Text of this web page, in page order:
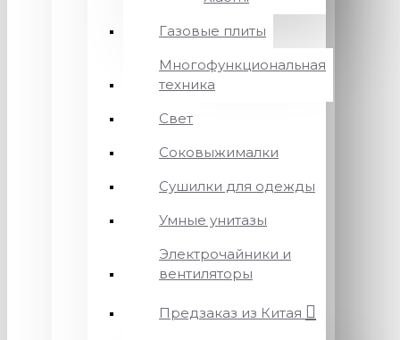
Газовые плиты
Многофункциональная
техника
Свет
Соковыжималки
Сушилки для одежды
Умные унитазы
Электрочайники и
вентиляторы
Предзаказ из Китая